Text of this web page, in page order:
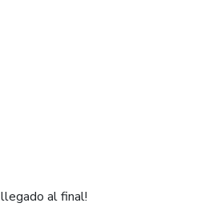
llegado al final!